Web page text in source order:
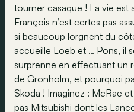
tourner casaque ! La vie est
François n’est certes pas
si beaucoup lorgnent du
accueille Loeb et … Pons, il
surprenne en effectuant un
de Grönholm, et pourquoi
Skoda ! Imaginez : McRae
pas Mitsubishi dont les